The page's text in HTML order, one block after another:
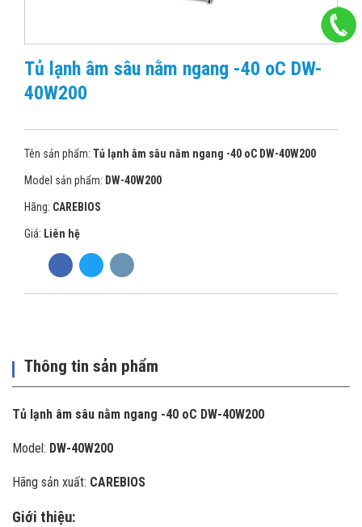
Tủ lạnh âm sâu nằm ngang -40 oC DW-
40W200
Tên sản phẩm: Tủ lạnh âm sâu nằm ngang -40 oC DW-40W200
Model sản phẩm: DW-40W200
Hãng: CAREBIOS
Giá: Liên hệ
Thông tin sản phẩm
Tủ lạnh âm sâu nằm ngang -40 oC DW-40W200
Model: DW-40W200
Hãng sản xuất: CAREBIOS
Giới thiệu: